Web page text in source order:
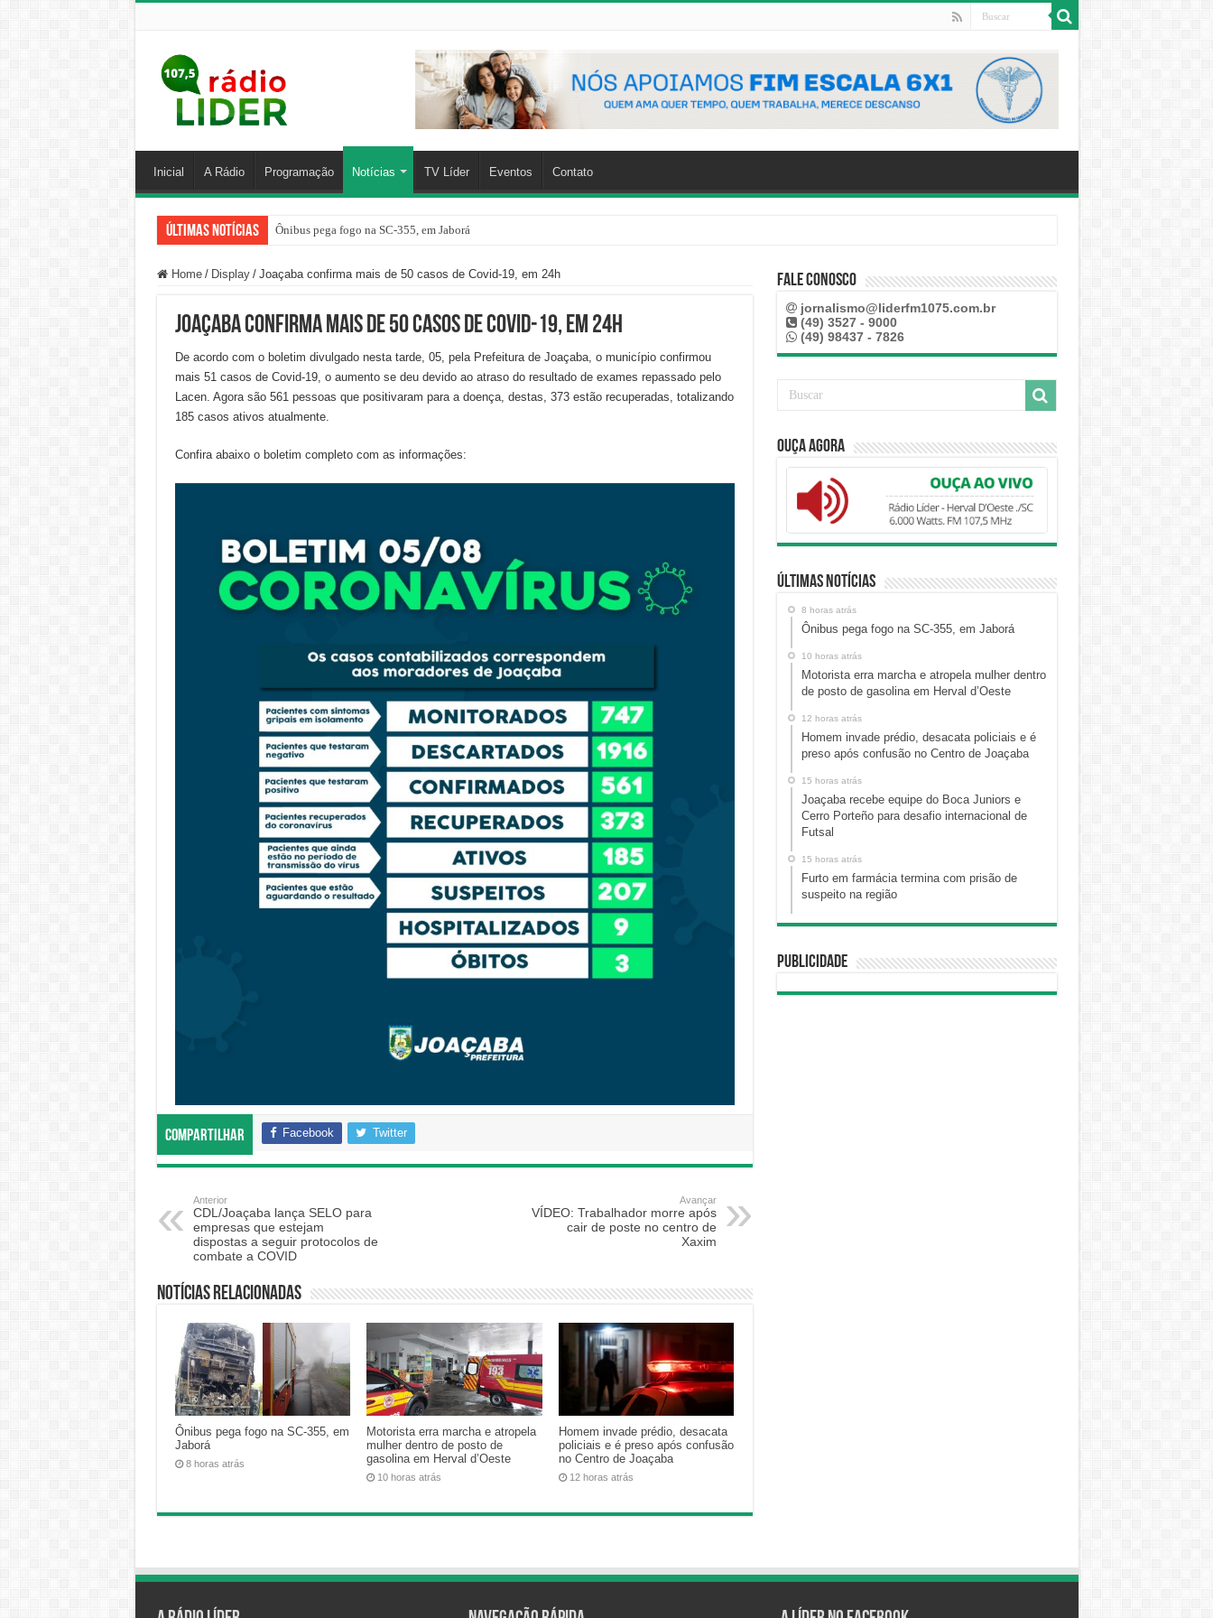
Inicial A Rádio Programação Notícias TV Líder Eventos Contato
Últimas Notícias Ônibus pega fogo na SC-355, em Jaborá
Home / Display / Joaçaba confirma mais de 50 casos de Covid-19, em 24h
Joaçaba confirma mais de 50 casos de Covid-19, em 24h
De acordo com o boletim divulgado nesta tarde, 05, pela Prefeitura de Joaçaba, o município confirmou
mais 51 casos de Covid-19, o aumento se deu devido ao atraso do resultado de exames repassado pelo
Lacen. Agora são 561 pessoas que positivaram para a doença, destas, 373 estão recuperadas, totalizando
185 casos ativos atualmente.
Confira abaixo o boletim completo com as informações:
Compartilhar Facebook Twitter
Anterior
CDL/Joaçaba lança SELO para
empresas que estejam
dispostas a seguir protocolos de
combate a COVID
Avançar
VÍDEO: Trabalhador morre após
cair de poste no centro de
Xaxim
Notícias relacionadas
Ônibus pega fogo na SC-355, em
Jaborá
8 horas atrás
Motorista erra marcha e atropela
mulher dentro de posto de
gasolina em Herval d’Oeste
10 horas atrás
Homem invade prédio, desacata
policiais e é preso após confusão
no Centro de Joaçaba
12 horas atrás
Fale Conosco
jornalismo@liderfm1075.com.br
(49) 3527 - 9000
(49) 98437 - 7826
Ouça Agora
Últimas Notícias
8 horas atrás
Ônibus pega fogo na SC-355, em Jaborá
10 horas atrás
Motorista erra marcha e atropela mulher dentro
de posto de gasolina em Herval d’Oeste
12 horas atrás
Homem invade prédio, desacata policiais e é
preso após confusão no Centro de Joaçaba
15 horas atrás
Joaçaba recebe equipe do Boca Juniors e
Cerro Porteño para desafio internacional de
Futsal
15 horas atrás
Furto em farmácia termina com prisão de
suspeito na região
Publicidade